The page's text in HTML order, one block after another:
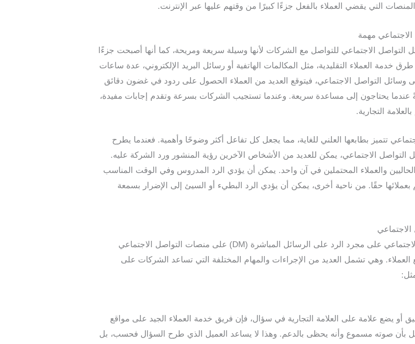
التي يقضي العملاء بالفعل جزءًا كبيرًا من وقتهم عليها عبر الإنترنت.
الاجتماعي مهمة
التواصل الاجتماعي للتواصل مع الشركات لأنها وسيلة سريعة ومريحة، كما أنها أصبحت جزءًا
خدمة العملاء التقليدية، مثل المكالمات الهاتفية أو رسائل البريد الإلكتروني، عدة ساعات
وسائل التواصل الاجتماعي، فيتوقع العديد من العملاء الحصول على ردود في غضون دقائق
يحتاجون إلى مساعدة سريعة. وعندما تستجيب الشركات بسرعة وتقدم إجابات مفيدة،
التجارية.
تتميز بطابعها العلني للغاية، مما يجعل كل تفاعل أكثر وضوحًا وأهمية. فعندما يطرح
الاجتماعي، يمكن للعديد من الأشخاص الآخرين رؤية المنشور ورد الشركة عليه.
والعملاء المحتملين في آن واحد. يمكن أن يؤدي الرد المدروس وفي الوقت المناسب
بعملائها حقًا. من ناحية أخرى، يمكن أن يؤدي الرد البطيء أو السيئ إلى الإضرار بسمعة
لا تقتصر خدمة العملاء عبر وسائل التواصل الاجتماعي على مجرد الرد على الرسائل المباشرة (DM) على منصات التواصل الاجتماعي
وهي تشمل العديد من الإجراءات والمهام المختلفة التي تساعد الشركات على
أو يضع علامة على العلامة التجارية في سؤال، فإن فريق خدمة العملاء الجيد على مواقع
بأن صوته مسموع وأنه يحظى بالدعم. وهذا لا يساعد العميل الذي طرح السؤال فحسب، بل